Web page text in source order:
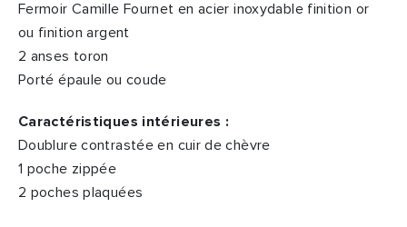
Fermoir Camille Fournet en acier inoxydable finition or
ou finition argent
2 anses toron
Porté épaule ou coude
Caractéristiques intérieures :
Doublure contrastée en cuir de chèvre
1 poche zippée
2 poches plaquées